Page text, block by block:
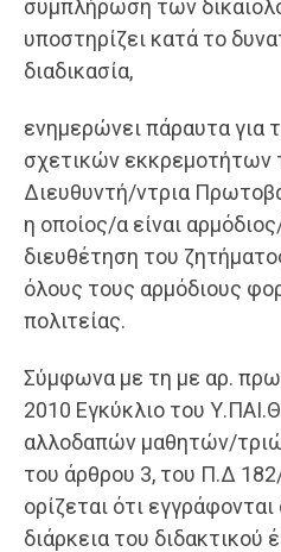
συμπλήρωση των
υποστηρίζει κατά το
διαδικασία,
ενημερώνει πάραυτα για
σχετικών εκκρεμοτήτων
Διευθυντή/ντρια
η οποίος/α είναι
διευθέτηση του
όλους τους αρμόδιους
πολιτείας.
Σύμφωνα με τη με αρ.
2010 Εγκύκλιο του
αλλοδαπών μαθητών/
του άρθρου 3, του Π.Δ
ορίζεται ότι
διάρκεια του διδακτικού